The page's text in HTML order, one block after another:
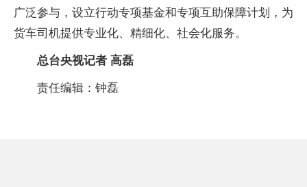
广泛参与，设立行动专项基金和专项互助保障计划，为
货车司机提供专业化、精细化、社会化服务。
总台央视记者 高磊
责任编辑：钟磊